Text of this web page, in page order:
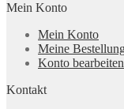
Mein Konto
Mein Konto
Meine
Konto bearbeiten
Kontakt